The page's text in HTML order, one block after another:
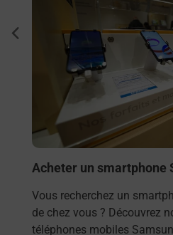
Acheter un smartphone
Vous recherchez un
de chez vous ? Découvrez
téléphones mobiles